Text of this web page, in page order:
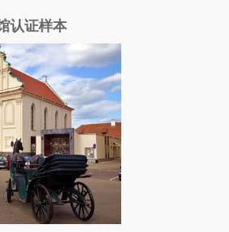
认证样本